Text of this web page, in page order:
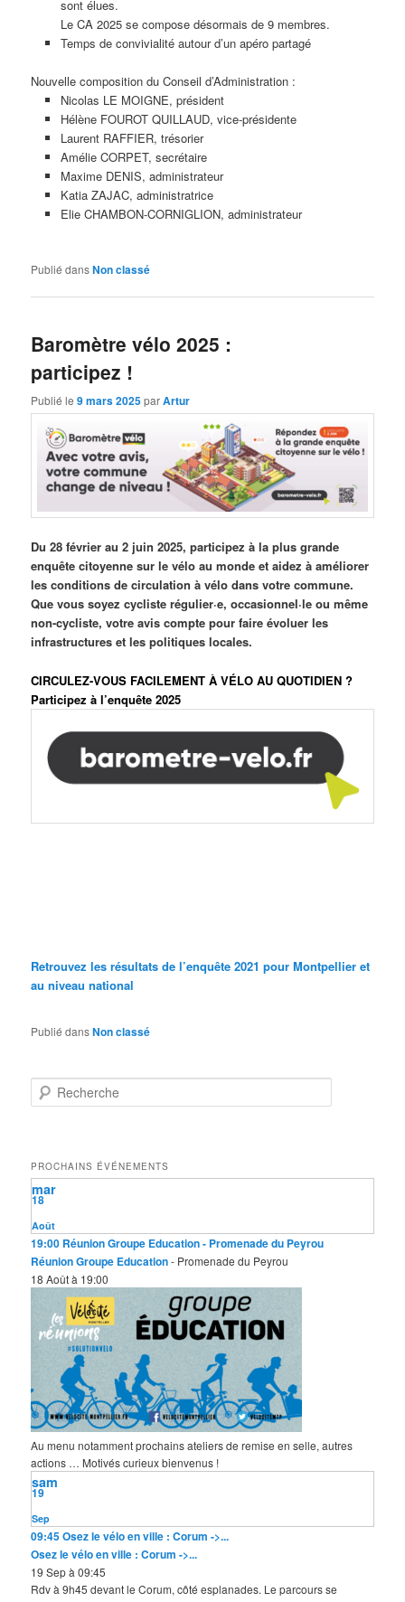
sont élues.
Le CA 2025 se compose désormais de 9 membres.
Temps de convivialité autour d’un apéro partagé
Nouvelle composition du Conseil d’Administration :
Nicolas LE MOIGNE, président
Hélène FOUROT QUILLAUD, vice-présidente
Laurent RAFFIER, trésorier
Amélie CORPET, secrétaire
Maxime DENIS, administrateur
Katia ZAJAC, administratrice
Elie CHAMBON-CORNIGLION, administrateur
Publié dansNon classé
Baromètre vélo 2025 :
participez !
Publié le9 mars 2025parArtur
Du 28 février au 2 juin 2025, participez à la plus grande
enquête citoyenne sur le vélo au monde et aidez à améliorer
les conditions de circulation à vélo dans votre commune.
Que vous soyez cycliste régulier·e, occasionnel·le ou même
non-cycliste, votre avis compte pour faire évoluer les
infrastructures et les politiques locales.
CIRCULEZ-VOUS FACILEMENT À VÉLO AU QUOTIDIEN ?
Participez à l’enquête 2025
Retrouvez les résultats de l’enquête 2021 pour Montpellier et
au niveau national
Publié dansNon classé
e
r
c
h
e
PROCHAINS ÉVÉNEMENTS
Août
18
mar
19:00 Réunion Groupe Education- Promenade du Peyrou
Réunion Groupe Education- Promenade du Peyrou
18 Août à 19:00
Au menu notamment prochains ateliers de remise en selle, autres
actions … Motivés curieux bienvenus !
Sep
19
sam
09:45Osez le vélo en ville : Corum ->...
Osez le vélo en ville : Corum ->...
19 Sep à 09:45
Rdv à 9h45 devant le Corum, côté esplanades. Le parcours se